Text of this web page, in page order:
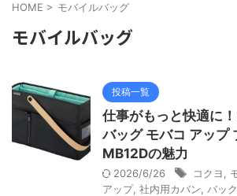
HOME > モバイルバッグ
モバイルバッグ
投稿一覧
仕事がもっと快適に
バッグ モバコ アップ
MB12Dの魅力
2026/6/26 コクヨ
アップ, 社内用カバン バック